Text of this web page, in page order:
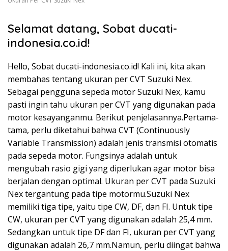
Selamat datang, Sobat ducati-
indonesia.co.id!
Hello, Sobat ducati-indonesia.co.id! Kali ini, kita akan
membahas tentang ukuran per CVT Suzuki Nex.
Sebagai pengguna sepeda motor Suzuki Nex, kamu
pasti ingin tahu ukuran per CVT yang digunakan pada
motor kesayanganmu. Berikut penjelasannya.Pertama-
tama, perlu diketahui bahwa CVT (Continuously
Variable Transmission) adalah jenis transmisi otomatis
pada sepeda motor. Fungsinya adalah untuk
mengubah rasio gigi yang diperlukan agar motor bisa
berjalan dengan optimal. Ukuran per CVT pada Suzuki
Nex tergantung pada tipe motormu.Suzuki Nex
memiliki tiga tipe, yaitu tipe CW, DF, dan FI. Untuk tipe
CW, ukuran per CVT yang digunakan adalah 25,4 mm.
Sedangkan untuk tipe DF dan FI, ukuran per CVT yang
digunakan adalah 26,7 mm.Namun, perlu diingat bahwa